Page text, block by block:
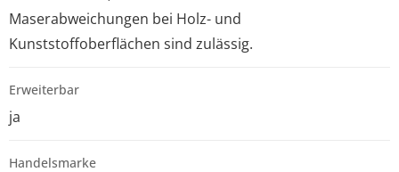
Maserabweichungen bei Holz- und
Kunststoffoberflächen sind zulässig.
Erweiterbar
ja
Handelsmarke